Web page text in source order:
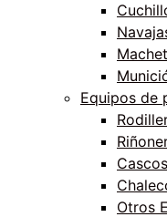
Equipos de
Cascos
Otros